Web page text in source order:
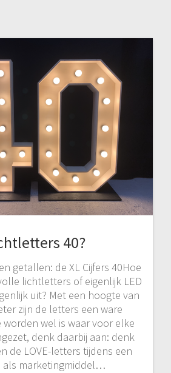
40?
getallen: de XL Cijfers 40Hoe
lichtletters of eigenlijk LED
uit? Met een hoogte van
zijn de letters een ware
worden wel is waar voor elke
denk daarbij aan: denk
de LOVE-letters tijdens een
als marketingmiddel…